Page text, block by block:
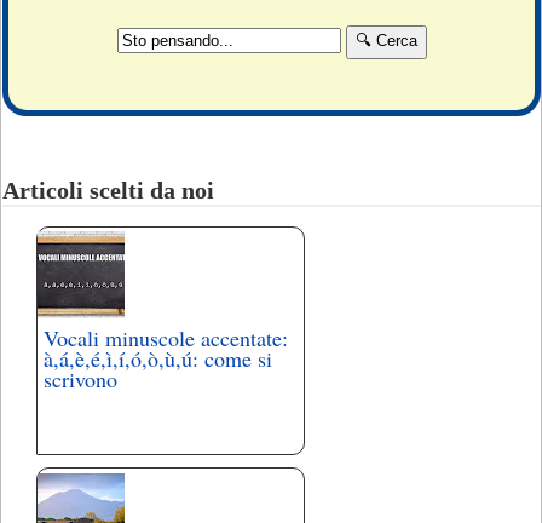
Articoli scelti da noi
Vocali minuscole accentate:
à,á,è,é,ì,í,ó,ò,ù,ú: come si
scrivono